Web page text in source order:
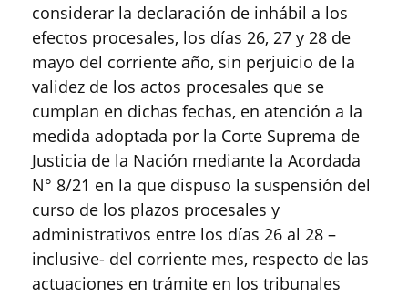
considerar la declaración de inhábil a los
efectos procesales, los días 26, 27 y 28 de
mayo del corriente año, sin perjuicio de la
validez de los actos procesales que se
cumplan en dichas fechas, en atención a la
medida adoptada por la Corte Suprema de
Justicia de la Nación mediante la Acordada
N° 8/21 en la que dispuso la suspensión del
curso de los plazos procesales y
administrativos entre los días 26 al 28 –
inclusive- del corriente mes, respecto de las
actuaciones en trámite en los tribunales